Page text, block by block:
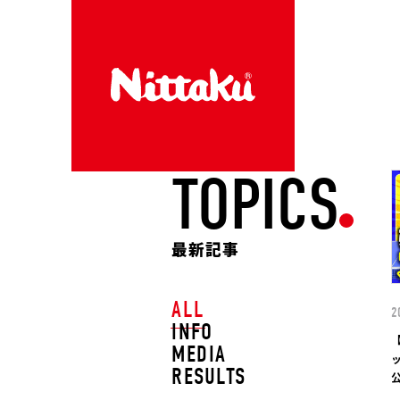
TOPICS
最新記事
ALL
INFO
MEDIA
RESULTS